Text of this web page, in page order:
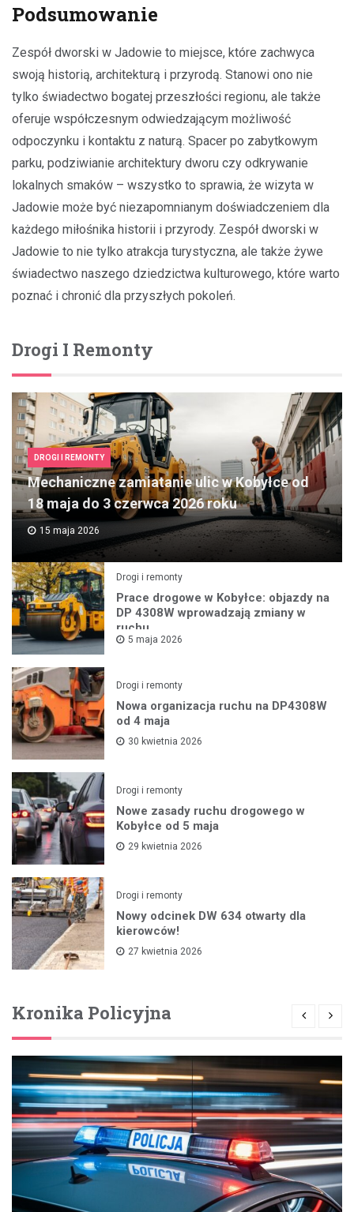
Podsumowanie
Zespół dworski w Jadowie to miejsce, które zachwyca
swoją historią, architekturą i przyrodą. Stanowi ono nie
tylko świadectwo bogatej przeszłości regionu, ale także
oferuje współczesnym odwiedzającym możliwość
odpoczynku i kontaktu z naturą. Spacer po zabytkowym
parku, podziwianie architektury dworu czy odkrywanie
lokalnych smaków – wszystko to sprawia, że wizyta w
Jadowie może być niezapomnianym doświadczeniem dla
każdego miłośnika historii i przyrody. Zespół dworski w
Jadowie to nie tylko atrakcja turystyczna, ale także żywe
świadectwo naszego dziedzictwa kulturowego, które warto
poznać i chronić dla przyszłych pokoleń.
Drogi I Remonty
DROGI I REMONTY
Mechaniczne zamiatanie ulic w Kobyłce od
18 maja do 3 czerwca 2026 roku
15 maja 2026
Drogi i remonty
Prace drogowe w Kobyłce: objazdy na
DP 4308W wprowadzają zmiany w
ruchu
5 maja 2026
Drogi i remonty
Nowa organizacja ruchu na DP4308W
od 4 maja
30 kwietnia 2026
Drogi i remonty
Nowe zasady ruchu drogowego w
Kobyłce od 5 maja
29 kwietnia 2026
Drogi i remonty
Nowy odcinek DW 634 otwarty dla
kierowców!
27 kwietnia 2026
Kronika Policyjna